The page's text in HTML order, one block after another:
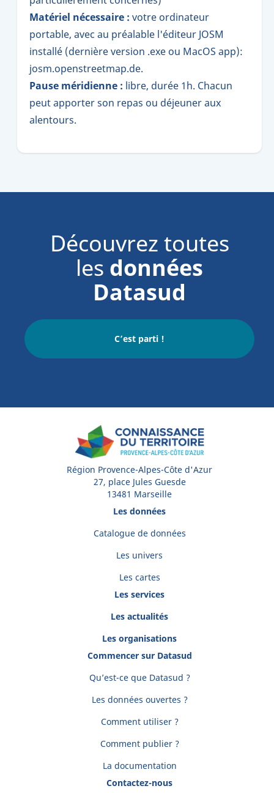
Matériel nécessaire : votre ordinateur
portable, avec au préalable l'éditeur JOSM
installé (dernière version .exe ou MacOS app):
josm.openstreetmap.de.
Pause méridienne : libre, durée 1h. Chacun
peut apporter son repas ou déjeuner aux
alentours.
Découvrez toutes
les données
Datasud
C’est parti !
Région Provence-Alpes-Côte d'Azur
27, place Jules Guesde
13481 Marseille
Les données
Catalogue de données
Les univers
Les cartes
Les services
Les actualités
Les organisations
Commencer sur Datasud
Qu’est-ce que Datasud ?
Les données ouvertes ?
Comment utiliser ?
Comment publier ?
La documentation
Contactez-nous